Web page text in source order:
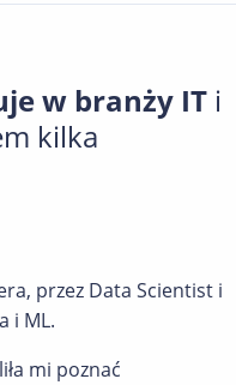
w branży IT i
kilka
przez Data Scientist i
i ML.
mi poznać